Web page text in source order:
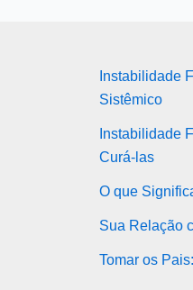
Instabilidade
Sistêmico
Instabilidade
Curá-las
O que
Sua Relação
Tomar os